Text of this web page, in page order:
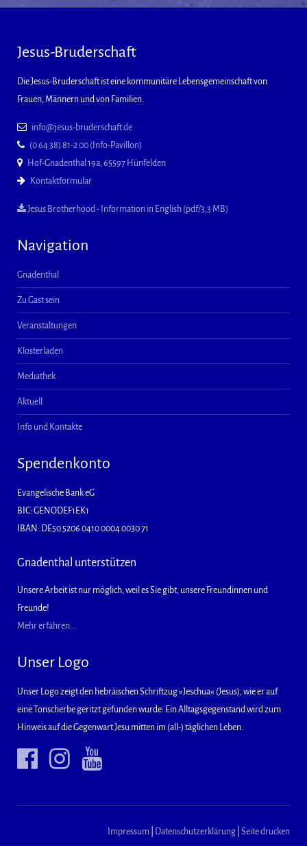
Jesus-Bruderschaft
Die Jesus-Bruderschaft ist eine kommunitäre Lebensgemeinschaft von
Frauen, Männern und von Familien.
info@jesus-bruderschaft.de
(0 64 38) 81-2 00 (Info-Pavillon)
Hof-Gnadenthal 19a, 65597 Hünfelden
Kontaktformular
Jesus Brotherhood - Information in English (pdf/3,3 MB)
Navigation
Gnadenthal
Zu Gast sein
Veranstaltungen
Klosterladen
Mediathek
Aktuell
Info und Kontakte
Spendenkonto
Evangelische Bank eG
BIC: GENODEF1EK1
IBAN: DE50 5206 0410 0004 0030 71
Gnadenthal unterstützen
Unsere Arbeit ist nur möglich, weil es Sie gibt, unsere Freundinnen und
Freunde!
Mehr erfahren...
Unser Logo
Unser Logo zeigt den hebräischen Schriftzug »Jeschua« (Jesus), wie er auf
eine Tonscherbe geritzt gefunden wurde: Ein Alltagsgegenstand wird zum
Hinweis auf die Gegenwart Jesu mitten im (all-) täglichen Leben.
Impressum Datenschutzerklärung Seite drucken